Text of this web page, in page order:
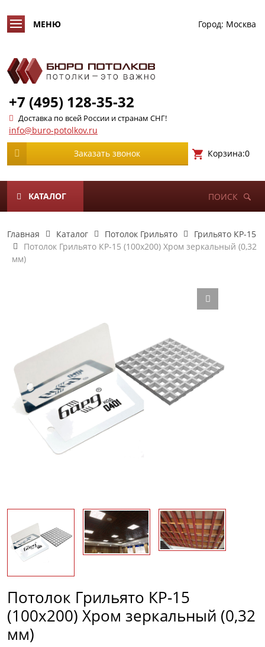
Город: Москва
+7 (495) 128-35-32
Доставка по всей России и странам СНГ!
info@buro-potolkov.ru
Заказать звонок Корзина:0
КАТАЛОГ ПОИСК
Главная Каталог Потолок Грильято
Грильято КР-15
Потолок Грильято КР-15 (100х200) Хром зеркальный (0,32
мм)
Потолок Грильято КР-15
(100х200) Хром зеркальный (0,32
мм)